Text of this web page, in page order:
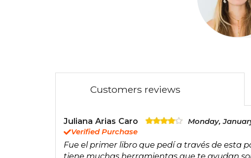
Customers reviews
Juliana Arias Caro
Monday,
Verified Purchase
Fue el primer libro que pedí a través de esta
tiene muchas herramientas que te ayudan